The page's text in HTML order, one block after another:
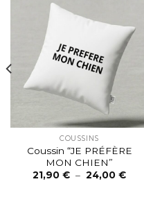
COUSSINS
Coussin “JE PRÉFÈRE
MON CHIEN”
21,90 € – 24,00 €